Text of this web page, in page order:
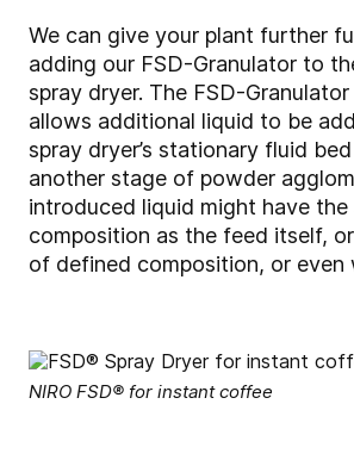
We can give your plant further
adding our FSD-Granulator to
spray dryer. The FSD-
allows additional liquid to be
spray dryer’s stationary fluid
another stage of powder
introduced liquid might have the
composition as the feed itself,
of defined composition, or even
NIRO FSD® for instant coffee